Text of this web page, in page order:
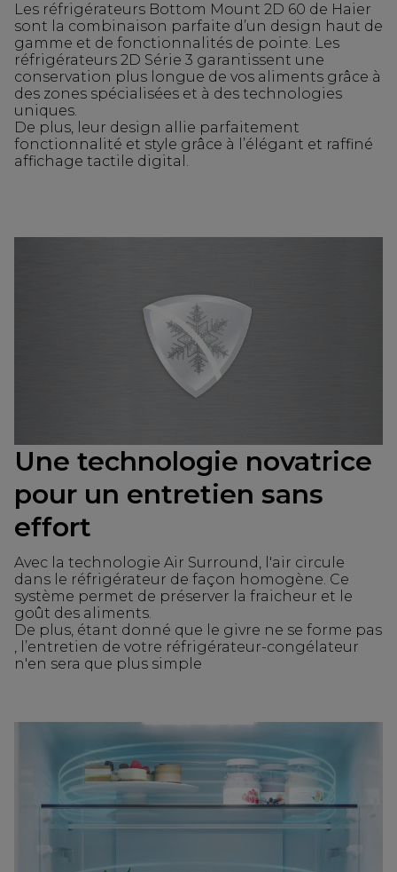
Les réfrigérateurs Bottom Mount 2D 60 de Haier
sont la combinaison parfaite d’un design haut de
gamme et de fonctionnalités de pointe. Les
réfrigérateurs 2D Série 3 garantissent une
conservation plus longue de vos aliments grâce à
des zones spécialisées et à des technologies
uniques.
De plus, leur design allie parfaitement
fonctionnalité et style grâce à l’élégant et raffiné
affichage tactile digital.
Une technologie novatrice
pour un entretien sans
effort
Avec la technologie Air Surround, l'air circule
dans le réfrigérateur de façon homogène. Ce
système permet de préserver la fraicheur et le
goût des aliments.
De plus, étant donné que le givre ne se forme pas
, l’entretien de votre réfrigérateur-congélateur
n'en sera que plus simple